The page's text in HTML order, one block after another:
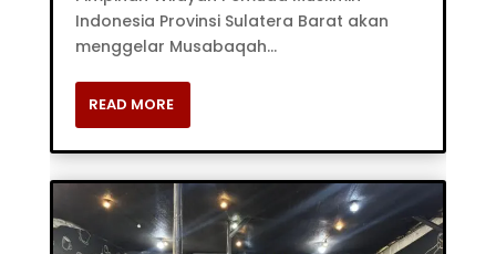
Indonesia Provinsi Sulatera Barat akan
menggelar Musabaqah...
READ MORE